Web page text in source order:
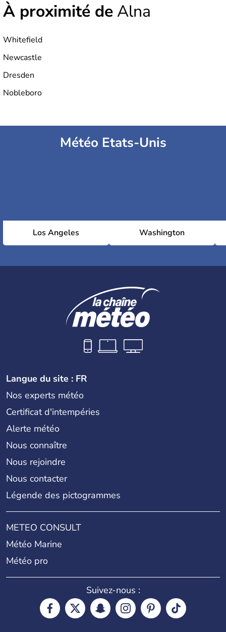
À proximité deAlna
Whitefield
Newcastle
Dresden
Nobleboro
Météo Etats-Unis
Los Angeles Washington
Langue du site : FR
Nos experts météo
Certificat d'intempéries
Alerte météo
Nous connaître
Nous rejoindre
Nous contacter
Légende des pictogrammes
METEO CONSULT
Météo Marine
Météo pro
Suivez-nous :